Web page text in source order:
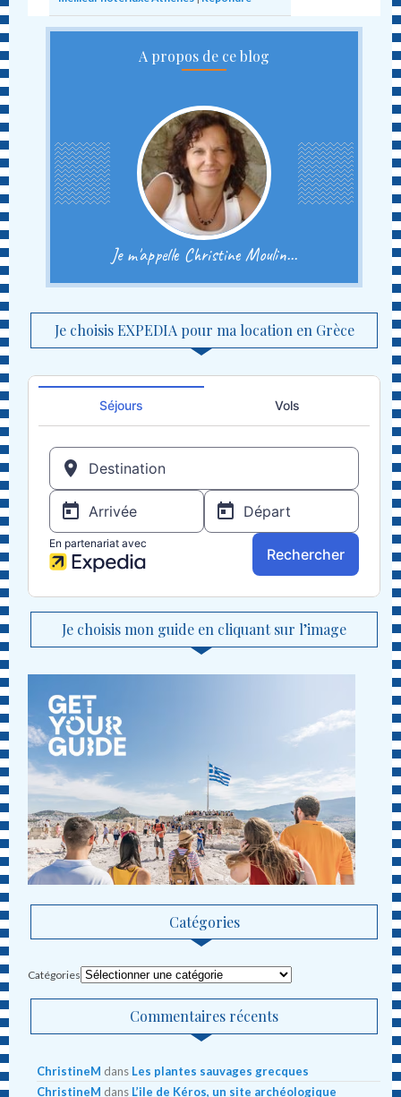
A propos de ce blog
Je m'appelle Christine Moulin...
Je choisis EXPEDIA pour ma location en Grèce
Je choisis mon guide en cliquant sur l’image
Catégories
Catégories
Commentaires récents
ChristineM dans Les plantes sauvages grecques
ChristineM dans L’ile de Kéros, un site archéologique